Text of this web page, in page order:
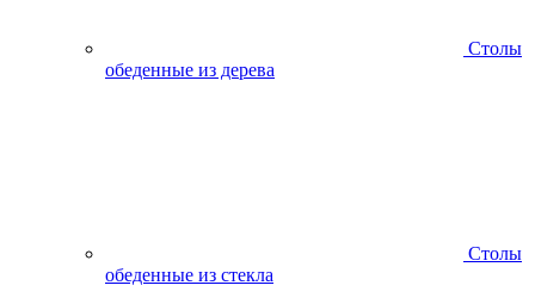
Столы
обеденные из дерева
Столы
обеденные из стекла